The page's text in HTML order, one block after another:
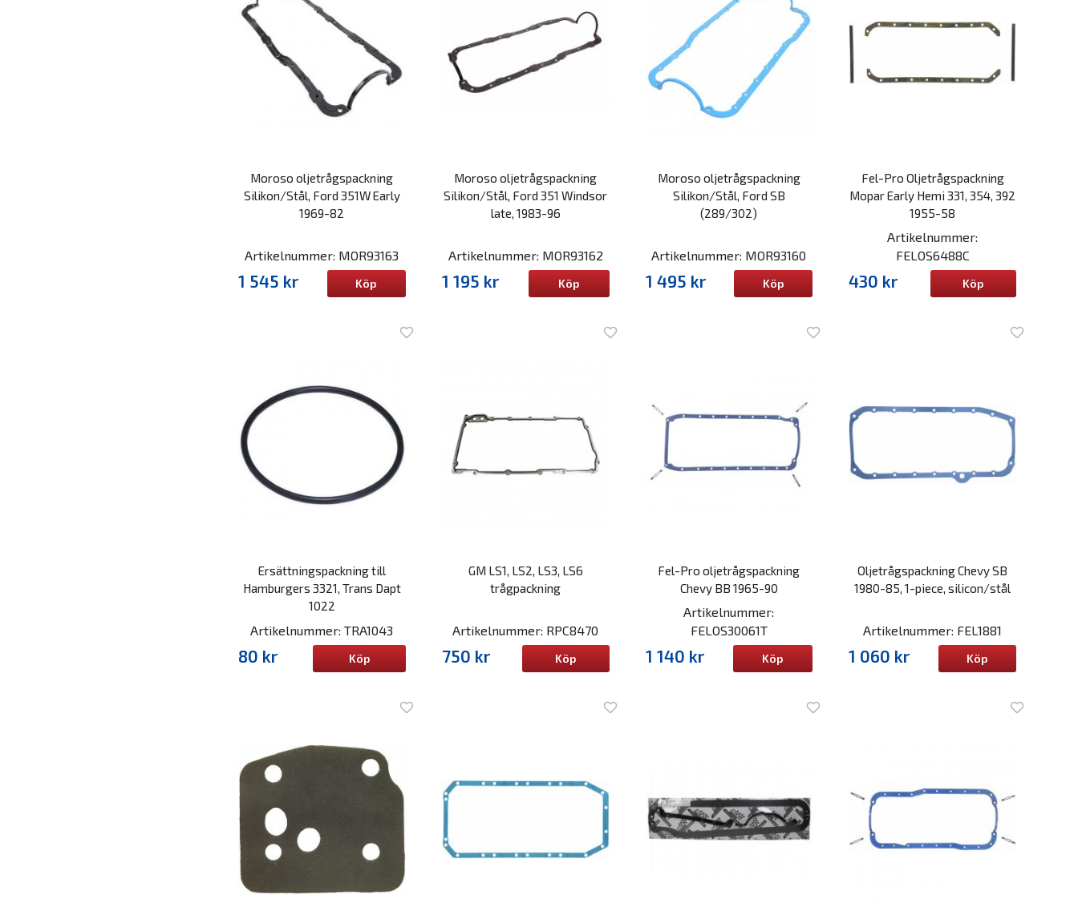
Moroso oljetrågspackning
Silikon/Stål, Ford 351W Early
1969-82
Artikelnummer: MOR93163
1 545 kr Köp
Moroso oljetrågspackning
Silikon/Stål, Ford 351 Windsor
late, 1983-96
Artikelnummer: MOR93162
1 195 kr Köp
Moroso oljetrågspackning
Silikon/Stål, Ford SB
(289/302)
Artikelnummer: MOR93160
1 495 kr Köp
Fel-Pro Oljetrågspackning
Mopar Early Hemi 331, 354, 392
1955-58
Artikelnummer:
FELOS6488C
430 kr Köp
Ersättningspackning till
Hamburgers 3321, Trans Dapt
1022
Artikelnummer: TRA1043
80 kr Köp
GM LS1, LS2, LS3, LS6
trågpackning
Artikelnummer: RPC8470
750 kr Köp
Fel-Pro oljetrågspackning
Chevy BB 1965-90
Artikelnummer:
FELOS30061T
1 140 kr Köp
Oljetrågspackning Chevy SB
1980-85, 1-piece, silicon/stål
Artikelnummer: FEL1881
1 060 kr Köp